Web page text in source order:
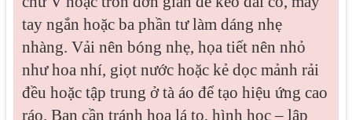
tay ngắn hoặc ba phần tư làm dáng nhẹ
nhàng. Vải nên bóng nhẹ, họa tiết nên nhỏ
như hoa nhí, giọt nước hoặc kẻ dọc mảnh rải
đều hoặc tập trung ở tà áo để tạo hiệu ứng cao
ráo. Bạn cần tránh hoa lá to, hình học – lập